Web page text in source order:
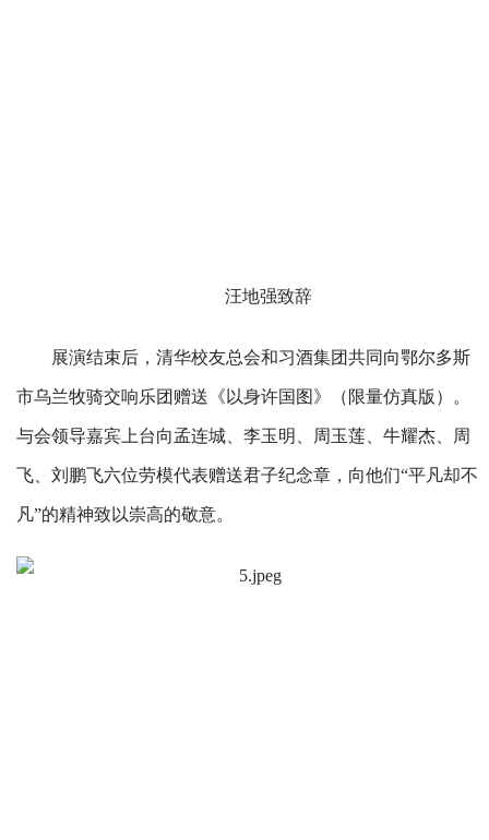
汪地强致辞
展演结束后，清华校友总会和习酒集团共同向鄂尔多斯
市乌兰牧骑交响乐团赠送《以身许国图》（限量仿真版）。
与会领导嘉宾上台向孟连城、李玉明、周玉莲、牛耀杰、周
飞、刘鹏飞六位劳模代表赠送君子纪念章，向他们“平凡却不
凡”的精神致以崇高的敬意。